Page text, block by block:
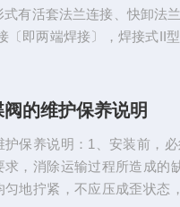
式有活套法兰连接、快卸法
〔即两端焊接〕，焊接式II
处不需要采用任何形式的单
阀的维护保养说明
护保养说明：1、安装前，
求，消除运输过程所造成的
匀地拧紧，不应压成歪状态